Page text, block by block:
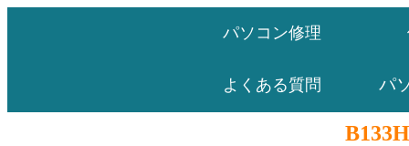
パソコン修理
よくある質問 パ